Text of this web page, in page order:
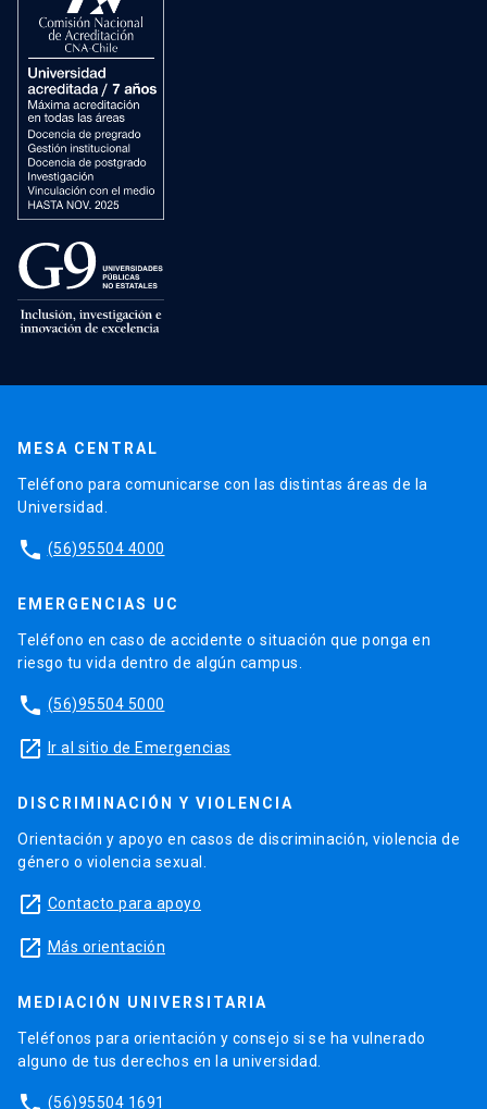
MESA CENTRAL
Teléfono para comunicarse con las distintas áreas de la
Universidad.
phone (56)95504 4000
EMERGENCIAS UC
Teléfono en caso de accidente o situación que ponga en
riesgo tu vida dentro de algún campus.
phone (56)95504 5000
launch Ir al sitio de Emergencias
DISCRIMINACIÓN Y VIOLENCIA
Orientación y apoyo en casos de discriminación, violencia de
género o violencia sexual.
launch Contacto para apoyo
launch Más orientación
MEDIACIÓN UNIVERSITARIA
Teléfonos para orientación y consejo si se ha vulnerado
alguno de tus derechos en la universidad.
(56)95504 1691